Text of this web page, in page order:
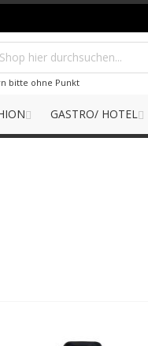
bitte ohne Punkt
GASTRO/ HOTEL